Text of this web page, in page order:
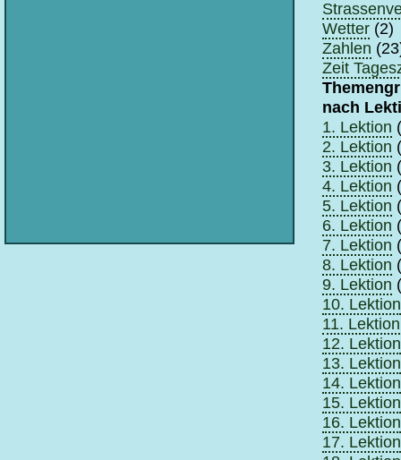
Wetter (2)
Zahlen
Zeit
nach
1. Lektion
2. Lektion
3. Lektion
4. Lektion
5. Lektion
6. Lektion
7. Lektion
8. Lektion
9. Lektion
10. Lektion
11. Lektion
12. Lektion
13. Lektion
14. Lektion
15. Lektion
16. Lektion
17. Lektion